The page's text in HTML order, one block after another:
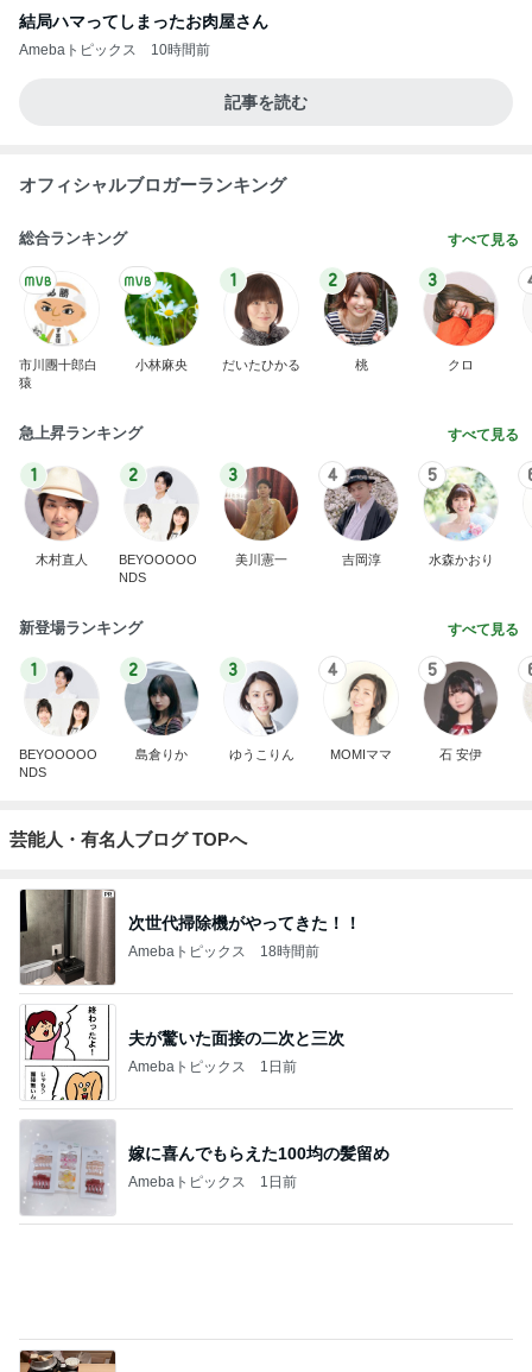
結局ハマってしまったお肉屋さん
Amebaトピックス 10時間前
記事を読む
オフィシャルブロガーランキング
総合ランキング すべて見る
市川團十郎白
猿
小林麻央
1
だいたひかる
2
桃
3
クロ
急上昇ランキング すべて見る
1
木村直人
2
BEYOOOOO
NDS
3
美川憲一
4
吉岡淳
5
水森かおり
新登場ランキング すべて見る
1
BEYOOOOO
NDS
2
島倉りか
3
ゆうこりん
4
MOMIママ
5
石 安伊
芸能人・有名人ブログ TOPへ
次世代掃除機がやってきた！！
Amebaトピックス 18時間前
夫が驚いた面接の二次と三次
Amebaトピックス 1日前
嫁に喜んでもらえた100均の髪留め
Amebaトピックス 1日前